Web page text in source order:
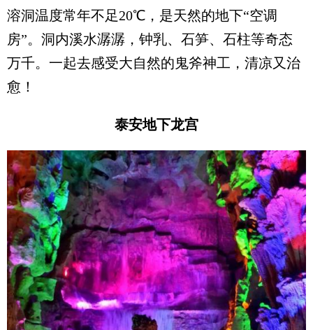
溶洞温度常年不足20℃，是天然的地下“空调
房”。洞内溪水潺潺，钟乳、石笋、石柱等奇态
万千。一起去感受大自然的鬼斧神工，清凉又治
愈！
泰安地下龙宫